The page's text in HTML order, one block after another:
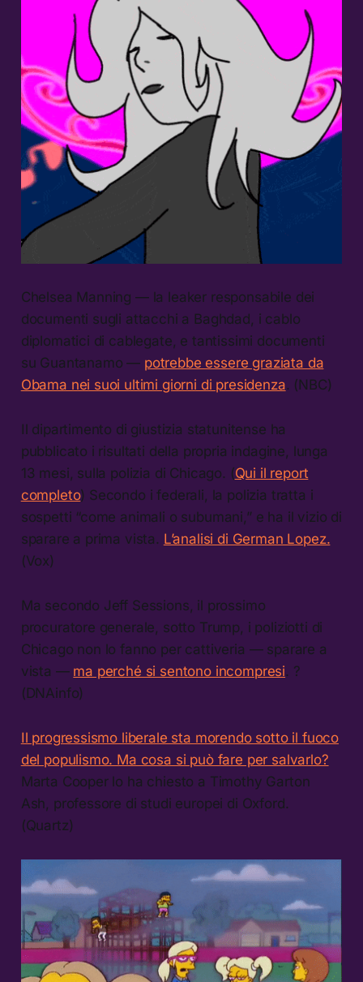
Chelsea Manning — la leaker responsabile dei
documenti sugli attacchi a Baghdad, i cablo
diplomatici di cablegate, e tantissimi documenti
su Guantanamo — potrebbe essere graziata da
Obama nei suoi ultimi giorni di presidenza. (NBC)
Il dipartimento di giustizia statunitense ha
pubblicato i risultati della propria indagine, lunga
13 mesi, sulla polizia di Chicago. (Qui il report
completo) Secondo i federali, la polizia tratta i
sospetti “come animali o subumani,” e ha il vizio di
sparare a prima vista. L’analisi di German Lopez.
(Vox)
Ma secondo Jeff Sessions, il prossimo
procuratore generale, sotto Trump, i poliziotti di
Chicago non lo fanno per cattiveria — sparare a
vista — ma perché si sentono incompresi. ?
(DNAinfo)
Il progressismo liberale sta morendo sotto il fuoco
del populismo. Ma cosa si può fare per salvarlo?
Marta Cooper lo ha chiesto a Timothy Garton
Ash, professore di studi europei di Oxford.
(Quartz)